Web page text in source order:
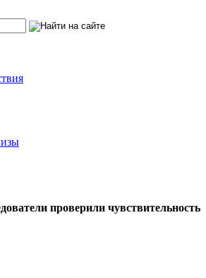
проверили чувствительность